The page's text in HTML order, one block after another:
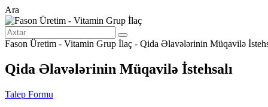
Ara
Fason Üretim - Vitamin Grup İlaç - Qida Əlavələrinin Müqavilə
Qida Əlavələrinin Müqavilə İstehsalı
Talep Formu